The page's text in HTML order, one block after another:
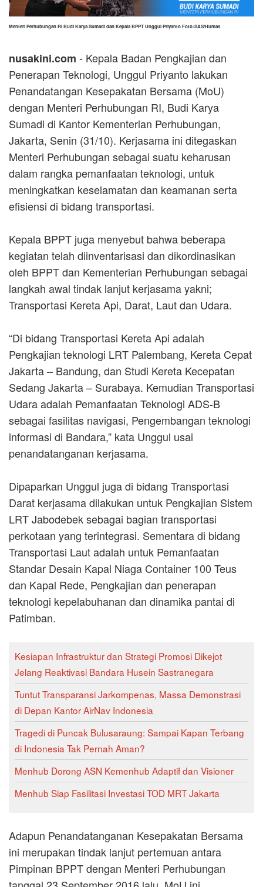
Menteri Perhubungan RI Budi Karya Sumadi dan Kepala BPPT Unggul Priyanto Foto:SAS/Humas
nusakini.com - Kepala Badan Pengkajian dan
Penerapan Teknologi, Unggul Priyanto lakukan
Penandatangan Kesepakatan Bersama (MoU)
dengan Menteri Perhubungan RI, Budi Karya
Sumadi di Kantor Kementerian Perhubungan,
Jakarta, Senin (31/10). Kerjasama ini ditegaskan
Menteri Perhubungan sebagai suatu keharusan
dalam rangka pemanfaatan teknologi, untuk
meningkatkan keselamatan dan keamanan serta
efisiensi di bidang transportasi.
Kepala BPPT juga menyebut bahwa beberapa
kegiatan telah diinventarisasi dan dikordinasikan
oleh BPPT dan Kementerian Perhubungan sebagai
langkah awal tindak lanjut kerjasama yakni;
Transportasi Kereta Api, Darat, Laut dan Udara.
“Di bidang Transportasi Kereta Api adalah
Pengkajian teknologi LRT Palembang, Kereta Cepat
Jakarta – Bandung, dan Studi Kereta Kecepatan
Sedang Jakarta – Surabaya. Kemudian Transportasi
Udara adalah Pemanfaatan Teknologi ADS-B
sebagai fasilitas navigasi, Pengembangan teknologi
informasi di Bandara,” kata Unggul usai
penandatanganan kerjasama.
Dipaparkan Unggul juga di bidang Transportasi
Darat kerjasama dilakukan untuk Pengkajian Sistem
LRT Jabodebek sebagai bagian transportasi
perkotaan yang terintegrasi. Sementara di bidang
Transportasi Laut adalah untuk Pemanfaatan
Standar Desain Kapal Niaga Container 100 Teus
dan Kapal Rede, Pengkajian dan penerapan
teknologi kepelabuhanan dan dinamika pantai di
Patimban.
Kesiapan Infrastruktur dan Strategi Promosi Dikejot
Jelang Reaktivasi Bandara Husein Sastranegara
Tuntut Transparansi Jarkompenas, Massa Demonstrasi
di Depan Kantor AirNav Indonesia
Tragedi di Puncak Bulusaraung: Sampai Kapan Terbang
di Indonesia Tak Pernah Aman?
Menhub Dorong ASN Kemenhub Adaptif dan Visioner
Menhub Siap Fasilitasi Investasi TOD MRT Jakarta
Adapun Penandatanganan Kesepakatan Bersama
ini merupakan tindak lanjut pertemuan antara
Pimpinan BPPT dengan Menteri Perhubungan